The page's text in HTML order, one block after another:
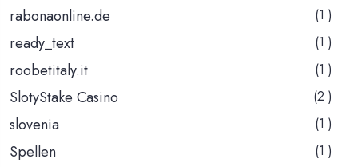
rabonaonline.de (1 )
ready_text (1 )
roobetitaly.it (1 )
SlotyStake Casino (2 )
slovenia (1 )
Spellen (1 )